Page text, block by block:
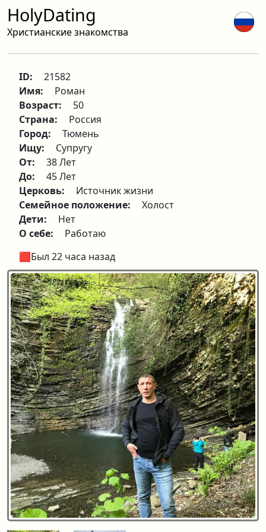
HolyDating
Христианские знакомства
ID:
21582
Имя:
Роман
Возраст:
50
Страна:
Россия
Город:
Тюмень
Ищу:
Супругу
От:
38 Лет
До:
45 Лет
Церковь:
Источник жизни
Семейное положение:
Холост
Дети:
Нет
О себе:
Работаю
🟥Был 22 часа назад